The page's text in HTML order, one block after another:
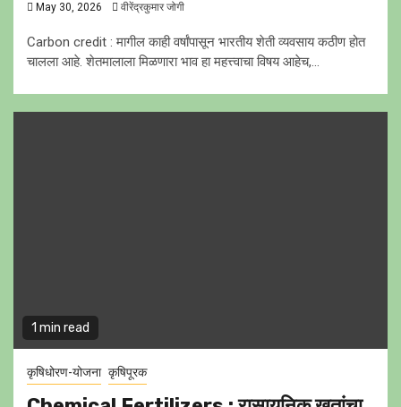
May 30, 2026 वीरेंद्रकुमार जोगी
Carbon credit : मागील काही वर्षांपासून भारतीय शेती व्यवसाय कठीण होत
चालला आहे. शेतमालाला मिळणारा भाव हा महत्त्वाचा विषय आहेच,...
1 min read
कृषिधोरण-योजना कृषिपूरक